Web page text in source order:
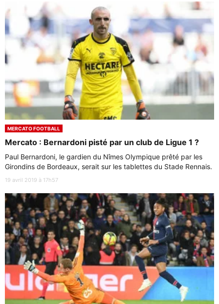
MERCATO FOOTBALL
Mercato : Bernardoni pisté par un club de Ligue 1 ?
Paul Bernardoni, le gardien du Nîmes Olympique prêté par les
Girondins de Bordeaux, serait sur les tablettes du Stade Rennais.
19 avril 2019 à 17h57